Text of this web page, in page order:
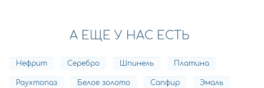
А ЕЩЕ У НАС ЕСТЬ
Нефрит Серебро Шпинель Платина
Раухтопаз Белое золото Сапфир Эмаль